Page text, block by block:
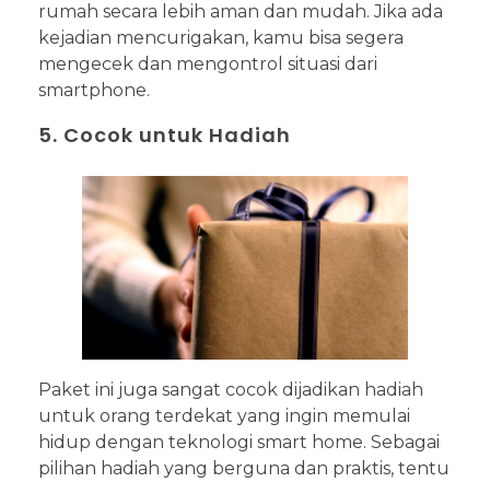
rumah secara lebih aman dan mudah. Jika ada
kejadian mencurigakan, kamu bisa segera
mengecek dan mengontrol situasi dari
smartphone.
5. Cocok untuk Hadiah
Paket ini juga sangat cocok dijadikan hadiah
untuk orang terdekat yang ingin memulai
hidup dengan teknologi smart home. Sebagai
pilihan hadiah yang berguna dan praktis, tentu